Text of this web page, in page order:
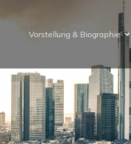
Vorstellung & Biographie